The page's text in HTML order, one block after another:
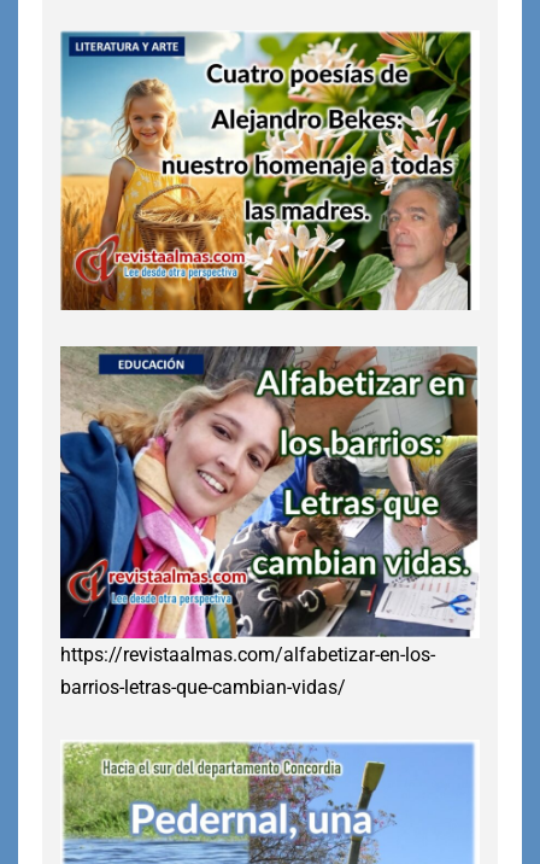
https://revistaalmas.com/alfabetizar-en-los-
barrios-letras-que-cambian-vidas/